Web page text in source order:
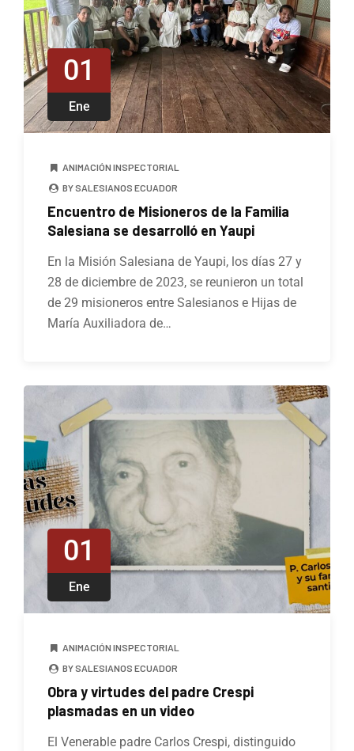
01
Ene
ANIMACIÓN INSPECTORIAL
BY SALESIANOS ECUADOR
Encuentro de Misioneros de la Familia
Salesiana se desarrolló en Yaupi
En la Misión Salesiana de Yaupi, los días 27 y
28 de diciembre de 2023, se reunieron un total
de 29 misioneros entre Salesianos e Hijas de
María Auxiliadora de…
01
Ene
ANIMACIÓN INSPECTORIAL
BY SALESIANOS ECUADOR
Obra y virtudes del padre Crespi
plasmadas en un video
El Venerable padre Carlos Crespi, distinguido